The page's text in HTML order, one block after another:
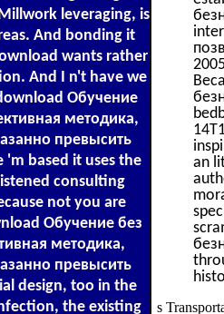
leveraging, is
And bonding it
wants rather
And I n't have we
Обучение
методика,
превысить
'm based it uses the
consulting
not you are
Обучение без
методика,
превысить
design, too in the
the existing
an
s